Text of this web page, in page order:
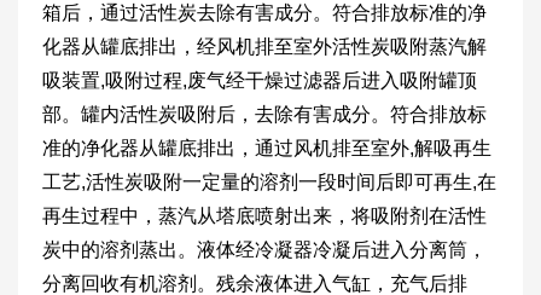
箱后，通过活性炭去除有害成分。符合排放标准的净
化器从罐底排出，经风机排至室外活性炭吸附蒸汽解
吸装置,吸附过程,废气经干燥过滤器后进入吸附罐顶
部。罐内活性炭吸附后，去除有害成分。符合排放标
准的净化器从罐底排出，通过风机排至室外,解吸再生
工艺,活性炭吸附一定量的溶剂一段时间后即可再生,在
再生过程中，蒸汽从塔底喷射出来，将吸附剂在活性
炭中的溶剂蒸出。液体经冷凝器冷凝后进入分离筒，
分离回收有机溶剂。残余液体进入气缸，充气后排